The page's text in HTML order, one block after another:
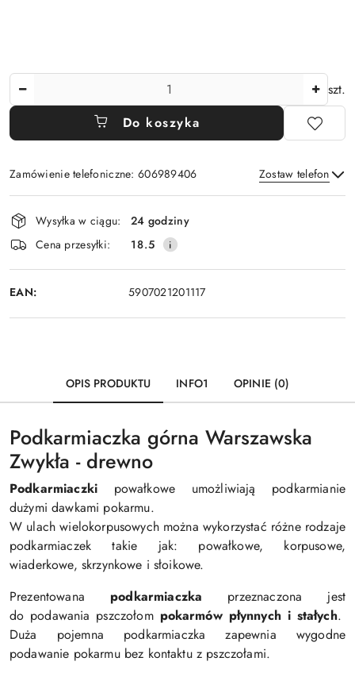
szt.
Do koszyka
Zamówienie telefoniczne: 606989406 Zostaw telefon
Wyślij
Dostępność
i
dostawa
Wysyłka w ciągu:
24 godziny
Cena przesyłki:
18.5
EAN: 5907021201117
OPIS PRODUKTU INFO1 OPINIE (0)
Podkarmiaczka górna Warszawska
Zwykła - drewno
Podkarmiaczki powałkowe umożliwiają podkarmianie
dużymi dawkami pokarmu.
W ulach wielokorpusowych można wykorzystać różne rodzaje
podkarmiaczek takie jak: powałkowe, korpusowe,
wiaderkowe, skrzynkowe i słoikowe.
Prezentowana podkarmiaczka przeznaczona jest
do podawania pszczołom pokarmów płynnych i stałych.
Duża pojemna podkarmiaczka zapewnia wygodne
podawanie pokarmu bez kontaktu z pszczołami.